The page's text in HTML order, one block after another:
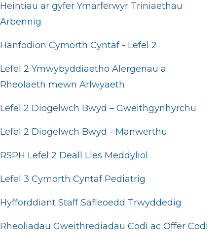
Heintiau ar gyfer Ymarferwyr Triniaethau
Arbennig
Hanfodion Cymorth Cyntaf - Lefel 2
Lefel 2 Ymwybyddiaetho Alergenau a
Rheolaeth mewn Arlwyaeth
Lefel 2 Diogelwch Bwyd – Gweithgynhyrchu
Lefel 2 Diogelwch Bwyd - Manwerthu
RSPH Lefel 2 Deall Lles Meddyliol
Lefel 3 Cymorth Cyntaf Pediatrig
Hyfforddiant Staff Safleoedd Trwyddedig
Rheoliadau Gweithrediadau Codi ac Offer Codi